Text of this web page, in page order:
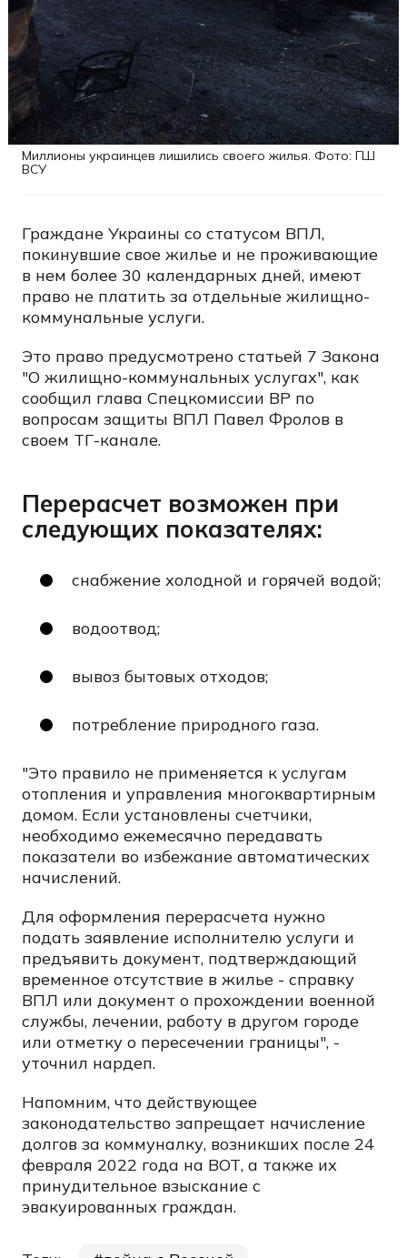
Миллионы украинцев лишились своего жилья. Фото: ГШ
ВСУ
Граждане Украины со статусом ВПЛ,
покинувшие свое жилье и не проживающие
в нем более 30 календарных дней, имеют
право не платить за отдельные жилищно-
коммунальные услуги.
Это право предусмотрено статьей 7 Закона
"О жилищно-коммунальных услугах", как
сообщил глава Спецкомиссии ВР по
вопросам защиты ВПЛ Павел Фролов в
своем ТГ-канале.
Перерасчет возможен при
следующих показателях:
снабжение холодной и горячей водой;
водоотвод;
вывоз бытовых отходов;
потребление природного газа.
"Это правило не применяется к услугам
отопления и управления многоквартирным
домом. Если установлены счетчики,
необходимо ежемесячно передавать
показатели во избежание автоматических
начислений.
Для оформления перерасчета нужно
подать заявление исполнителю услуги и
предъявить документ, подтверждающий
временное отсутствие в жилье - справку
ВПЛ или документ о прохождении военной
службы, лечении, работу в другом городе
или отметку о пересечении границы", -
уточнил нардеп.
Напомним, что действующее
законодательство запрещает начисление
долгов за коммуналку, возникших после 24
февраля 2022 года на ВОТ, а также их
принудительное взыскание с
эвакуированных граждан.